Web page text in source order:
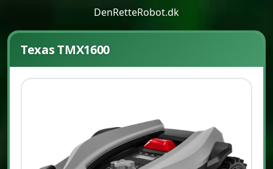
DenRetteRobot.dk
Texas TMX1600